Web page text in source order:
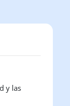
y las